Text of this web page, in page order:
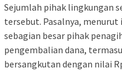
Sejumlah pihak lingkungan
tersebut. Pasalnya,
sebagian besar pihak
pengembalian dana,
bersangkutan dengan nilai